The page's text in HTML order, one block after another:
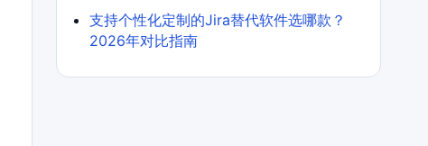
支持个性化定制的Jira替代软件选哪款？
2026年对比指南